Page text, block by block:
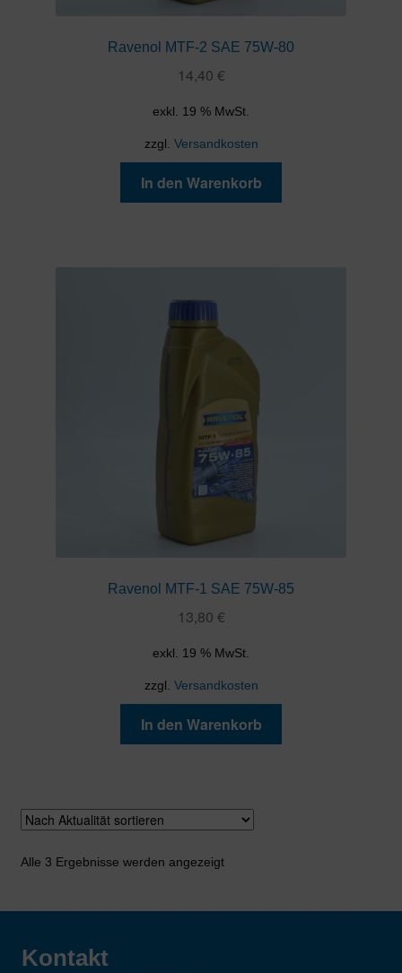
Ravenol MTF-2 SAE 75W-80
14,40 €
exkl. 19 % MwSt.
zzgl. Versandkosten
In den Warenkorb
Ravenol MTF-1 SAE 75W-85
13,80 €
exkl. 19 % MwSt.
zzgl. Versandkosten
In den Warenkorb
Alle 3 Ergebnisse werden angezeigtNach
Kontakt